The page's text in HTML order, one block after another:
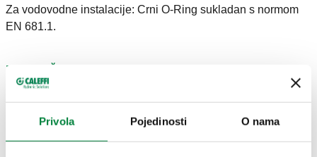
Privola Pojedinosti O nama
Za vodovodne instalacije: Crni O-Ring sukladan s normom
EN 681.1.
TEHNIČKI PODATCI
Medium temperature range:-25–120 °C
Maximum working pressure:16 bar